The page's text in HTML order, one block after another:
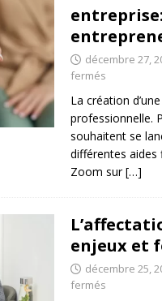
décembre 27,
fermés
La création
professionnelle.
souhaitent se
différentes aides
Zoom sur[…]
enjeux et
décembre 25,
fermés